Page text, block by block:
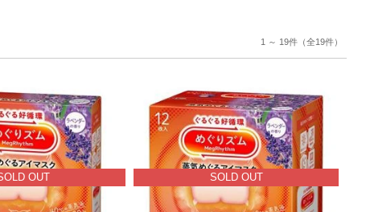
1 ～ 19件 （全19件）
OUT SOLD OUT